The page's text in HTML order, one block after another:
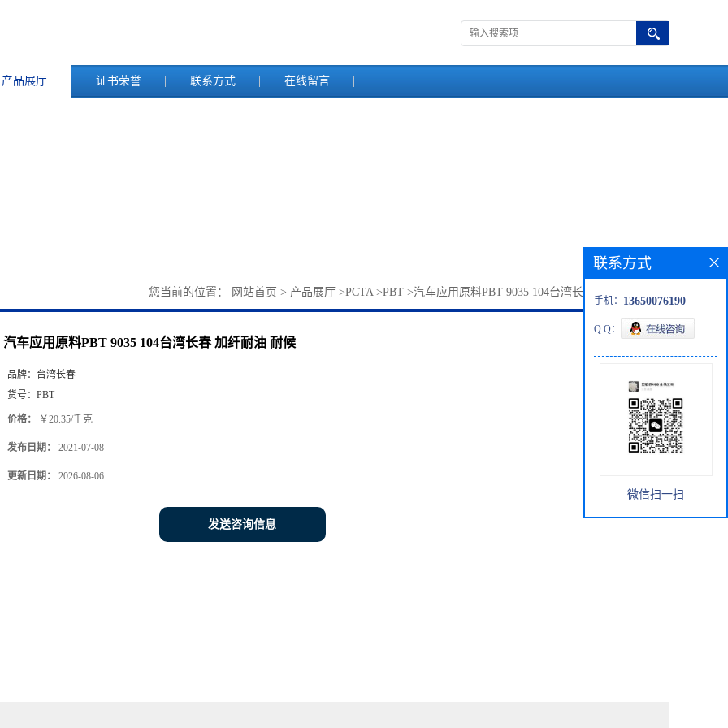
产品展厅 证书荣誉 联系方式 在线留言
您当前的位置： 网站首页 > 产品展厅 >PCTA>PBT >汽车应用原料PBT 9035 104台湾长春 加纤耐油 耐候
汽车应用原料PBT 9035 104台湾长春 加纤耐油 耐候
品牌： 台湾长春
货号： PBT
价格： ￥20.35/千克
发布日期： 2021-07-08
更新日期： 2026-08-06
发送咨询信息
联系方式
手机： 13650076190
Q Q：
微信扫一扫